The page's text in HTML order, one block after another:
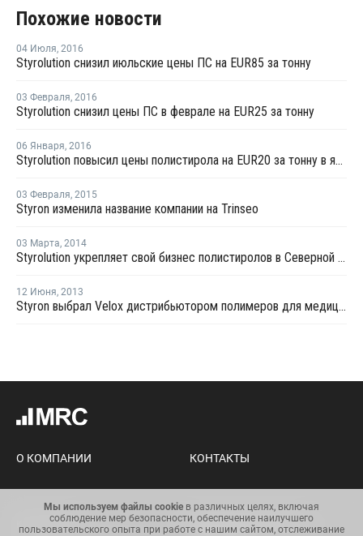
Похожие новости
04 Июля, 2016
Styrolution снизил июльские цены ПС на EUR85 за тонну
03 Февраля, 2016
Styrolution снизил цены ПС в феврале на EUR25 за тонну
06 Января, 2016
Styrolution повысил цены полистирола на EUR20 за тонну в январе
03 Февраля, 2015
Styron изменила название компании на Trinseo
03 Марта, 2014
Styrolution укрепляет свой бизнес полистиролов в Северной Америке
12 Июня, 2013
Styron выбрал Velox дистрибьютором полимеров для медицины в Европе
О КОМПАНИИ КОНТАКТЫ
Карта сайта
Условия использования
Мы используем файлы cookie в различных целях, включая
соблюдение мер безопасности, обеспечение наилучшего
пользовательского опыта при работе с нашим сайтом, отслеживание